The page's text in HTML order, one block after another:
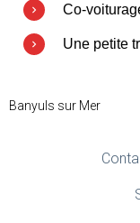
Co-
Une petite
Banyuls sur Mer